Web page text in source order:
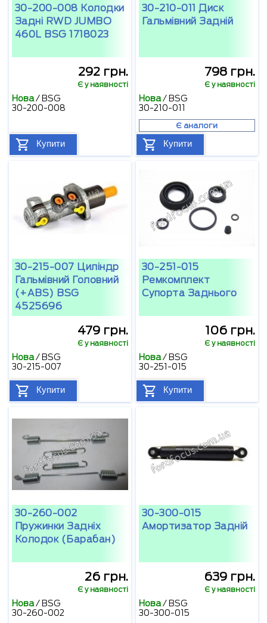
30-200-008 Колодки
Задні RWD JUMBO
460L BSG 1718023
292 грн.
Є у наявності
Нова/ BSG
30-200-008
Купити
30-210-011 Диск
Гальмівний Задній
798 грн.
Є у наявності
Нова/ BSG
30-210-011
Є аналоги
Купити
30-215-007 Циліндр
Гальмівний Головний
(+ABS) BSG
4525696
479 грн.
Є у наявності
Нова/ BSG
30-215-007
Купити
30-251-015
Ремкомплект
Супорта Заднього
106 грн.
Є у наявності
Нова/ BSG
30-251-015
Купити
30-260-002
Пружинки Задніх
Колодок (барабан)
26 грн.
Є у наявності
Нова/ BSG
30-260-002
30-300-015
Амортизатор Задній
639 грн.
Є у наявності
Нова/ BSG
30-300-015